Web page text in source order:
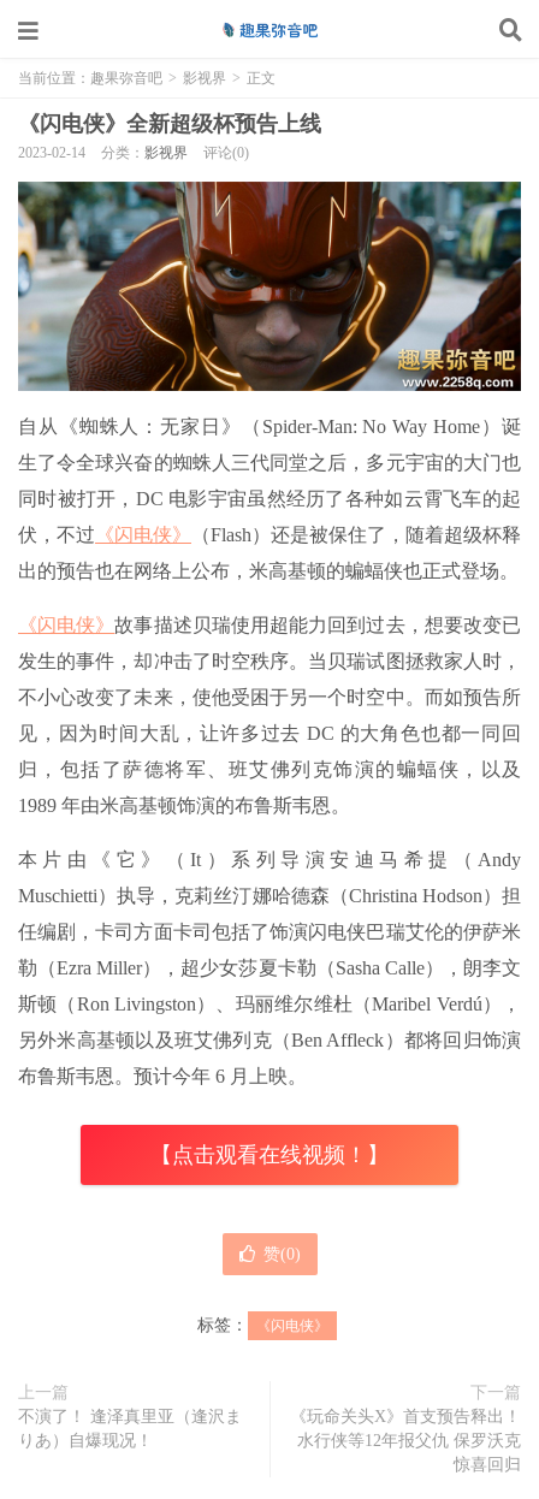
当前位置： 趣果弥音吧 > 影视界 > 正文
《闪电侠》全新超级杯预告上线
2023-02-14 分类： 影视界 评论(0)
自从《蜘蛛人：无家日》（Spider-Man: No Way Home）诞
生了令全球兴奋的蜘蛛人三代同堂之后，多元宇宙的大门也
同时被打开，DC 电影宇宙虽然经历了各种如云霄飞车的起
伏，不过 《闪电侠》
（Flash）还是被保住了，随着超级杯释
出的预告也在网络上公布，米高基顿的蝙蝠侠也正式登场。
《闪电侠》故事描述贝瑞使用超能力回到过去，想要改变已
发生的事件，却冲击了时空秩序。当贝瑞试图拯救家人时，
不小心改变了未来，使他受困于另一个时空中。而如预告所
见，因为时间大乱，让许多过去 DC 的大角色也都一同回
归，包括了萨德将军、班艾佛列克饰演的蝙蝠侠，以及
1989 年由米高基顿饰演的布鲁斯韦恩。
本片由《它》（It）系列导演安迪马希提（Andy
Muschietti）执导，克莉丝汀娜哈德森（Christina Hodson）担
任编剧，卡司方面卡司包括了饰演闪电侠巴瑞艾伦的伊萨米
勒（Ezra Miller），超少女莎夏卡勒（Sasha Calle），朗李文
斯顿（Ron Livingston）、玛丽维尔维杜（Maribel Verdú），
另外米高基顿以及班艾佛列克（Ben Affleck）都将回归饰演
布鲁斯韦恩。预计今年 6 月上映。
【点击观看在线视频！】
赞(0)
标签： 《闪电侠》
上一篇
不演了！ 逢泽真里亚（逢沢ま
りあ）自爆现况！
下一篇
《玩命关头X》首支预告释出！
水行侠等12年报父仇 保罗沃克
惊喜回归